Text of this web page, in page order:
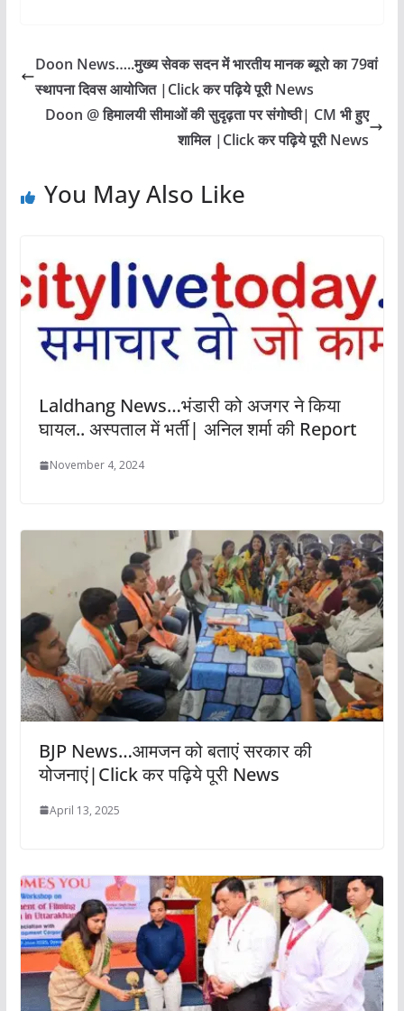
Doon News…..मुख्य सेवक सदन में भारतीय मानक ब्यूरो का 79वां
स्थापना दिवस आयोजित |Click कर पढ़िये पूरी News
Doon @ हिमालयी सीमाओं की सुदृढ़ता पर संगोष्ठी| CM भी हुए
शामिल |Click कर पढ़िये पूरी News
You May Also Like
Laldhang News…भंडारी को अजगर ने किया
घायल.. अस्पताल में भर्ती| अनिल शर्मा की Report
November 4, 2024
BJP News…आमजन को बताएं सरकार की
योजनाएं|Click कर पढ़िये पूरी News
April 13, 2025